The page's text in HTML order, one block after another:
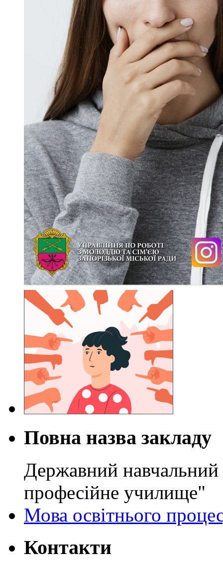
Повна назва закладу
Державний навчальний
професійне училище"
Мова освітнього
Контакти